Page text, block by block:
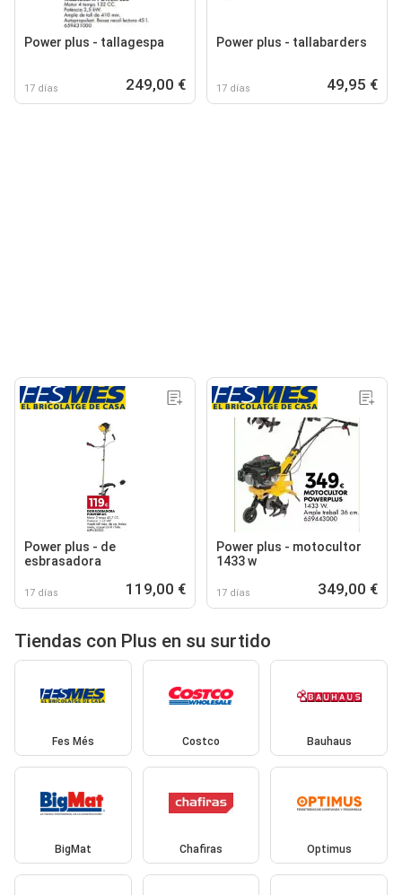
Power plus - tallagespa
17 días 249,00 €
Power plus - tallabarders
17 días 49,95 €
Power plus - de
esbrasadora
17 días 119,00 €
Power plus - motocultor
1433 w
17 días 349,00 €
Tiendas con Plus en su surtido
Fes Més Costco Bauhaus
BigMat Chafiras Optimus